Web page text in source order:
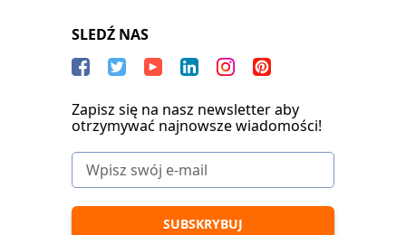
SLEDŹ NAS
Zapisz się na nasz newsletter aby
otrzymywać najnowsze wiadomości!